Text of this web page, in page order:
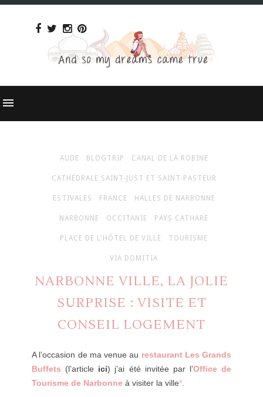
AUDE BLOGTRIP CANAL DE LA ROBINE
CATHÉDRALE SAINT-JUST ET SAINT-PASTEUR
ESTIVALES FRANCE HALLES DE NARBONNE
NARBONNE OCCITANIE PAYS CATHARE
PLACE DE L'HÔTEL DE VILLE TOURISME
VIA DOMITIA
NARBONNE VILLE, LA JOLIE
SURPRISE : VISITE ET
CONSEIL LOGEMENT
A l’occasion de ma venue au restaurant Les Grands
Buffets (l’article ici) j’ai été invitée par l’Office de
Tourisme de Narbonne à visiter la ville*